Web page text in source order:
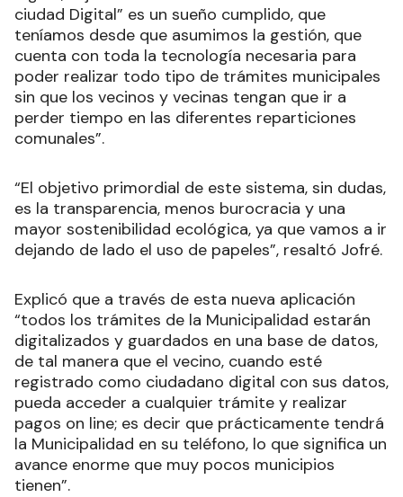
ciudad Digital” es un sueño cumplido, que
teníamos desde que asumimos la gestión, que
cuenta con toda la tecnología necesaria para
poder realizar todo tipo de trámites municipales
sin que los vecinos y vecinas tengan que ir a
perder tiempo en las diferentes reparticiones
comunales”.
“El objetivo primordial de este sistema, sin dudas,
es la transparencia, menos burocracia y una
mayor sostenibilidad ecológica, ya que vamos a ir
dejando de lado el uso de papeles”, resaltó Jofré.
Explicó que a través de esta nueva aplicación
“todos los trámites de la Municipalidad estarán
digitalizados y guardados en una base de datos,
de tal manera que el vecino, cuando esté
registrado como ciudadano digital con sus datos,
pueda acceder a cualquier trámite y realizar
pagos on line; es decir que prácticamente tendrá
la Municipalidad en su teléfono, lo que significa un
avance enorme que muy pocos municipios
tienen”.